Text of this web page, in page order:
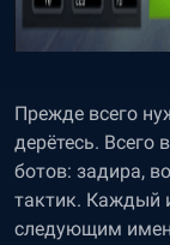
Прежде всего
дерётесь. Всего
ботов: задира,
тактик. Каждый
следующим